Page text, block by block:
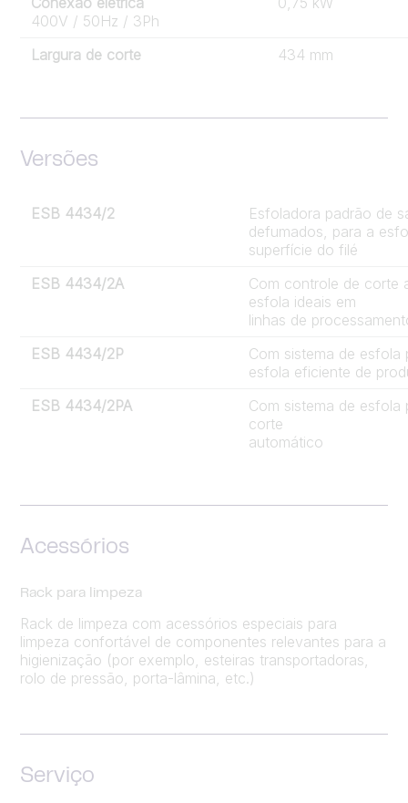
400V / 50Hz / 3Ph
Largura de corte 434 mm
Versões
ESB 4434/2
Esfoladora padrão de
defumados, para a
superfície do filé
ESB 4434/2A
Com controle de corte
esfola ideais em
linhas de
ESB 4434/2P
Com sistema de
esfola eficiente de
ESB 4434/2PA
Com sistema de
corte
automático
Acessórios
Rack para limpeza
Rack de limpeza com acessórios especiais para
limpeza confortável de componentes relevantes para a
higienização (por exemplo, esteiras transportadoras,
rolo de pressão, porta-lâmina, etc.)
Serviço